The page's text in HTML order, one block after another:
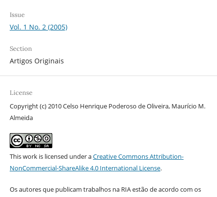
Issue
Vol. 1 No. 2 (2005)
Section
Artigos Originais
License
Copyright (c) 2010 Celso Henrique Poderoso de Oliveira, Maurício M.
Almeida
This work is licensed under aCreative Commons Attribution-
NonCommercial-ShareAlike 4.0 International License.
Os autores que publicam trabalhos na RIA estão de acordo com os